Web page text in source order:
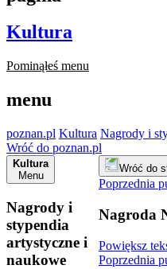
Kultura
Pominąłeś menu
menu
poznan.pl Kultura Nagrody i
Wróć do poznan.pl
Kultura
Menu
Nagrody i
stypendia
artystyczne i
naukowe
Wróć do
Poprzednia
Nagroda
Powiększ
Poprzednia